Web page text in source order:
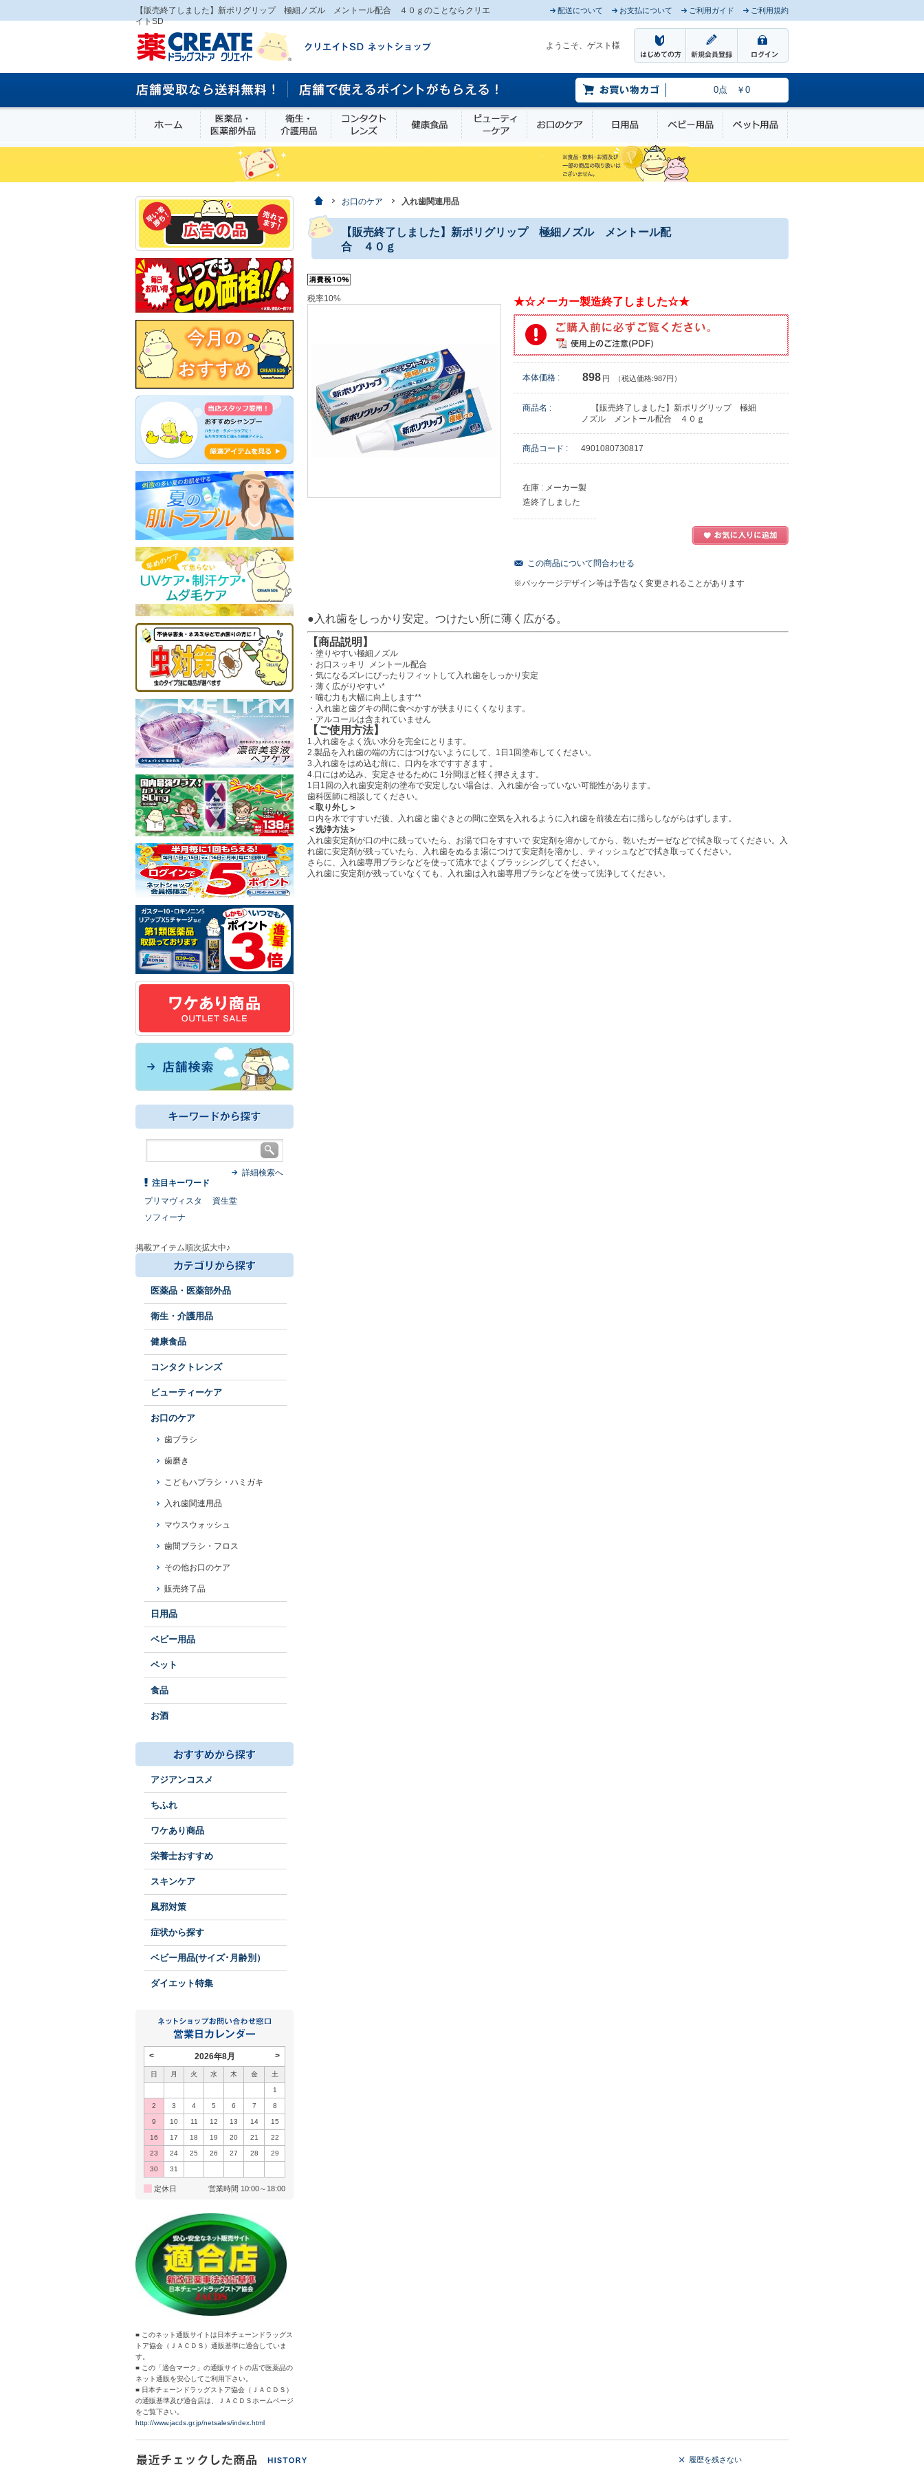
【販売終了しました】新ポリグリップ 極細ノズル メントール配合 ４０ｇのことならクリエ
イトSD
配送について お支払について ご利用ガイド ご利用規約
ようこそ、ゲスト様
0点 ￥0
ホーム 医薬品・医薬部外品衛生・介護用品 コンタクトレンズ健康食品 ビューティーケアお口のケア 日用品 ベビー用品 ペット用品
ホームお口のケア 入れ歯関連用品
【販売終了しました】新ポリグリップ 極細ノズル メントール配
合 ４０ｇ
税率10% ★☆メーカー製造終了しました☆★
本体価格 : 898 円 （税込価格:987円）
商品名 :
【販売終了しました】新ポリグリップ 極細
ノズル メントール配合 ４０ｇ
商品コード : 4901080730817
在庫 : メーカー製
造終了しました
この商品について問合わせる
※パッケージデザイン等は予告なく変更されることがあります
●入れ歯をしっかり安定。つけたい所に薄く広がる。
【商品説明】
・塗りやすい極細ノズル
・お口スッキリ メントール配合
・気になるズレにぴったりフィットして入れ歯をしっかり安定
・薄く広がりやすい*
・噛む力も大幅に向上します**
・入れ歯と歯グキの間に食べかすが挟まりにくくなります。
・アルコールは含まれていません
【ご使用方法】
1.入れ歯をよく洗い水分を完全にとります。
2.製品を入れ歯の端の方にはつけないようにして、1日1回塗布してください。
3.入れ歯をはめ込む前に、口内を水ですすぎます 。
4.口にはめ込み、安定させるために 1分間ほど軽く押さえます。
1日1回の入れ歯安定剤の塗布で安定しない場合は、入れ歯が合っていない可能性があります。
歯科医師に相談してください。
＜取り外し＞
ロ内を水ですすいだ後、入れ歯と歯ぐきとの間に空気を入れるように入れ歯を前後左右に揺らしながらはずします。
＜洗浄方法＞
入れ歯安定剤が口の中に残っていたら、お湯で口をすすいで 安定剤を溶かしてから、乾いたガーゼなどで拭き取ってください。入
れ歯に安定剤が残っていたら、入れ歯をぬるま湯につけて安定剤を溶かし、ティッシュなどで拭き取ってください。
さらに、入れ歯専用ブラシなどを使って流水でよくブラッシングしてください。
入れ歯に安定剤が残っていなくても、入れ歯は入れ歯専用ブラシなどを使って洗浄してください。
詳細検索へ
注目キーワード
プリマヴィスタ
資生堂
ソフィーナ
掲載アイテム順次拡大中♪
医薬品・医薬部外品
衛生・介護用品
健康食品
コンタクトレンズ
ビューティーケア
お口のケア
歯ブラシ
歯磨き
こどもハブラシ・ハミガキ
入れ歯関連用品
マウスウォッシュ
歯間ブラシ・フロス
その他お口のケア
販売終了品
日用品
ベビー用品
ペット
食品
お酒
アジアンコスメ
ちふれ
ワケあり商品
栄養士おすすめ
スキンケア
風邪対策
症状から探す
ベビー用品(サイズ･月齢別）
ダイエット特集
< >
2026年8月
日 月 火 水 木 金 土
1
2 3 4 5 6 7 8
9 10 11 12 13 14 15
16 17 18 19 20 21 22
23 24 25 26 27 28 29
30 31
定休日 営業時間 10:00～18:00
■ このネット通販サイトは日本チェーンドラッグス
トア協会（ＪＡＣＤＳ）通販基準に適合していま
す。
■ この「適合マーク」の通販サイトの店で医薬品の
ネット通販を安心してご利用下さい。
■ 日本チェーンドラッグストア協会（ＪＡＣＤＳ）
の通販基準及び適合店は、ＪＡＣＤＳホームページ
をご覧下さい。
http://www.jacds.gr.jp/netsales/index.html
履歴を残さない